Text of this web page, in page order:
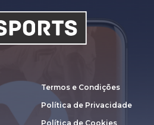
Termos e Condições
Política de Privacidade
Política de Cookies